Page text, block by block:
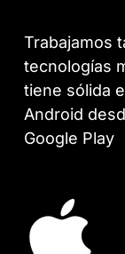
Trabajamos
tecnologías
tiene sólida
Android
Google Play